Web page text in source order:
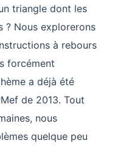
triangle dont les
? Nous explorerons
à rebours
forcément
a déjà été
de 2013. Tout
nous
quelque peu